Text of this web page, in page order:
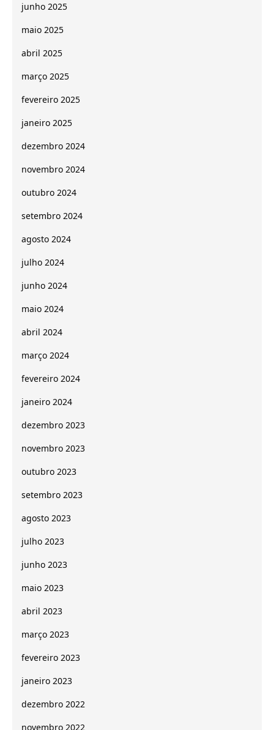
junho 2025
maio 2025
abril 2025
março 2025
fevereiro 2025
janeiro 2025
dezembro 2024
novembro 2024
outubro 2024
setembro 2024
agosto 2024
julho 2024
junho 2024
maio 2024
abril 2024
março 2024
fevereiro 2024
janeiro 2024
dezembro 2023
novembro 2023
outubro 2023
setembro 2023
agosto 2023
julho 2023
junho 2023
maio 2023
abril 2023
março 2023
fevereiro 2023
janeiro 2023
dezembro 2022
novembro 2022